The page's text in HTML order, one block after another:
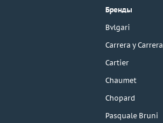
Бренды
Bvlgari
Carrera y Carrera
Cartier
Chaumet
Chopard
Pasquale Bruni